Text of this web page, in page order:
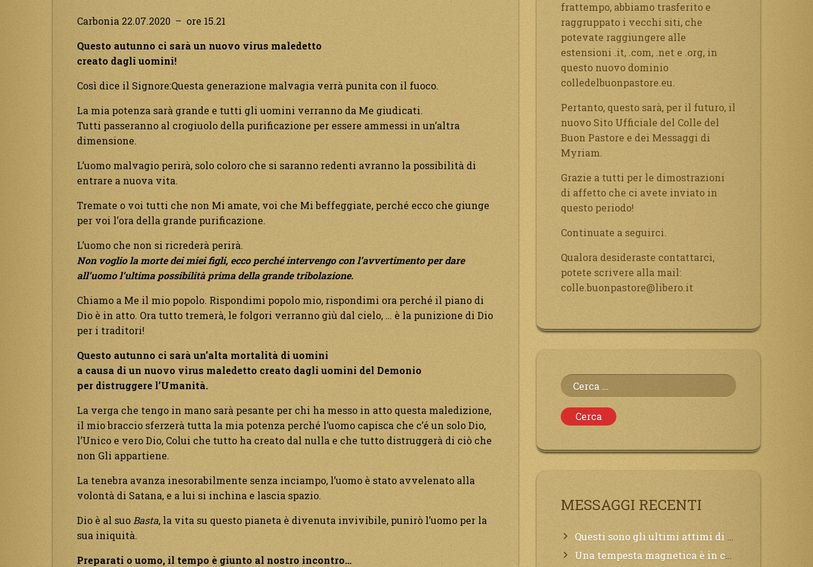
Carbonia 22.07.2020 – ore 15.21
Questo autunno ci sarà un nuovo virus maledetto
creato dagli uomini!
Così dice il Signore:Questa generazione malvagia verrà punita con il fuoco.
La mia potenza sarà grande e tutti gli uomini verranno da Me giudicati.
Tutti passeranno al crogiuolo della purificazione per essere ammessi in un’altra
dimensione.
L’uomo malvagio perirà, solo coloro che si saranno redenti avranno la possibilità di
entrare a nuova vita.
Tremate o voi tutti che non Mi amate, voi che Mi beffeggiate, perché ecco che giunge
per voi l’ora della grande purificazione.
L’uomo che non si ricrederà perirà.
Non voglio la morte dei miei figli, ecco perché intervengo con l’avvertimento per dare
all’uomo l’ultima possibilità prima della grande tribolazione.
Chiamo a Me il mio popolo. Rispondimi popolo mio, rispondimi ora perché il piano di
Dio è in atto. Ora tutto tremerà, le folgori verranno giù dal cielo, … è la punizione di Dio
per i traditori!
Questo autunno ci sarà un’alta mortalità di uomini
a causa di un nuovo virus maledetto creato dagli uomini del Demonio
per distruggere l’Umanità.
La verga che tengo in mano sarà pesante per chi ha messo in atto questa maledizione,
il mio braccio sferzerà tutta la mia potenza perché l’uomo capisca che c’é un solo Dio,
l’Unico e vero Dio, Colui che tutto ha creato dal nulla e che tutto distruggerà di ciò che
non Gli appartiene.
La tenebra avanza inesorabilmente senza inciampo, l’uomo è stato avvelenato alla
volontà di Satana, e a lui si inchina e lascia spazio.
Dio è al suo Basta, la vita su questo pianeta è divenuta invivibile, punirò l’uomo per la
sua iniquità.
Preparati o uomo, il tempo è giunto al nostro incontro…
frattempo, abbiamo trasferito e
raggruppato i vecchi siti, che
potevate raggiungere alle
estensioni .it, .com, .net e .org, in
questo nuovo dominio
colledelbuonpastore.eu.
Pertanto, questo sarà, per il futuro, il
nuovo Sito Ufficiale del Colle del
Buon Pastore e dei Messaggi di
Myriam.
Grazie a tutti per le dimostrazioni
di affetto che ci avete inviato in
questo periodo!
Continuate a seguirci.
Qualora desideraste contattarci,
potete scrivere alla mail:
colle.buonpastore@libero.it
Ricerca
per:
MESSAGGI RECENTI
Questi sono gli ultimi attimi di vita, chi si vuole salvare Mi chiami in suo aiuto.
Una tempesta magnetica è in corso, questa generazione patirà. Il black out non tarderà ad arrivare e tutta la Terra sarà oscurata.